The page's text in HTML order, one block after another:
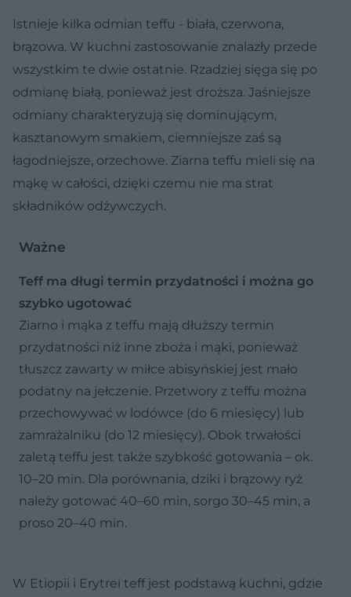
Istnieje kilka odmian teffu - biała, czerwona,
brązowa. W kuchni zastosowanie znalazły przede
wszystkim te dwie ostatnie. Rzadziej sięga się po
odmianę białą, ponieważ jest droższa. Jaśniejsze
odmiany charakteryzują się dominującym,
kasztanowym smakiem, ciemniejsze zaś są
łagodniejsze, orzechowe. Ziarna teffu mieli się na
mąkę w całości, dzięki czemu nie ma strat
składników odżywczych.
Ważne
Teff ma długi termin przydatności i można go
szybko ugotować
Ziarno i mąka z teffu mają dłuższy termin
przydatności niż inne zboża i mąki, ponieważ
tłuszcz zawarty w miłce abisyńskiej jest mało
podatny na jełczenie. Przetwory z teffu można
przechowywać w lodówce (do 6 miesięcy) lub
zamrażalniku (do 12 miesięcy). Obok trwałości
zaletą teffu jest także szybkość gotowania – ok.
10–20 min. Dla porównania, dziki i brązowy ryż
należy gotować 40–60 min, sorgo 30–45 min, a
proso 20–40 min.
W Etiopii i Erytrei teff jest podstawą kuchni, gdzie